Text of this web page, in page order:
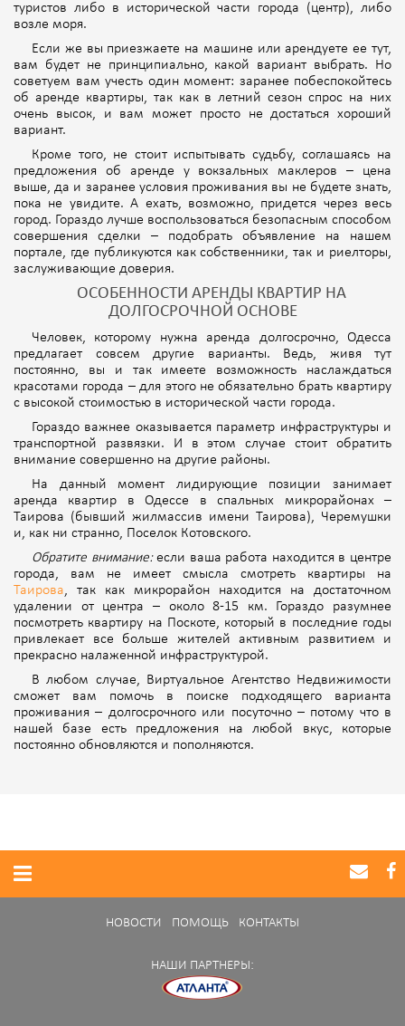
туристов либо в исторической части города (центр), либо
возле моря.
Если же вы приезжаете на машине или арендуете ее тут,
вам будет не принципиально, какой вариант выбрать. Но
советуем вам учесть один момент: заранее побеспокойтесь
об аренде квартиры, так как в летний сезон спрос на них
очень высок, и вам может просто не достаться хороший
вариант.
Кроме того, не стоит испытывать судьбу, соглашаясь на
предложения об аренде у вокзальных маклеров – цена
выше, да и заранее условия проживания вы не будете знать,
пока не увидите. А ехать, возможно, придется через весь
город. Гораздо лучше воспользоваться безопасным способом
совершения сделки – подобрать объявление на нашем
портале, где публикуются как собственники, так и риелторы,
заслуживающие доверия.
ОСОБЕННОСТИ АРЕНДЫ КВАРТИР НА
ДОЛГОСРОЧНОЙ ОСНОВЕ
Человек, которому нужна аренда долгосрочно, Одесса
предлагает совсем другие варианты. Ведь, живя тут
постоянно, вы и так имеете возможность наслаждаться
красотами города – для этого не обязательно брать квартиру
с высокой стоимостью в исторической части города.
Гораздо важнее оказывается параметр инфраструктуры и
транспортной развязки. И в этом случае стоит обратить
внимание совершенно на другие районы.
На данный момент лидирующие позиции занимает
аренда квартир в Одессе в спальных микрорайонах –
Таирова (бывший жилмассив имени Таирова), Черемушки
и, как ни странно, Поселок Котовского.
Обратите внимание:если ваша работа находится в центре
города, вам не имеет смысла смотреть квартиры на
Таирова, так как микрорайон находится на достаточном
удалении от центра – около 8-15 км. Гораздо разумнее
посмотреть квартиру на Поскоте, который в последние годы
привлекает все больше жителей активным развитием и
прекрасно налаженной инфраструктурой.
В любом случае, Виртуальное Агентство Недвижимости
сможет вам помочь в поиске подходящего варианта
проживания – долгосрочного или посуточно – потому что в
нашей базе есть предложения на любой вкус, которые
постоянно обновляются и пополняются.
НОВОСТИ ПОМОЩЬ КОНТАКТЫ
НАШИ ПАРТНЕРЫ: